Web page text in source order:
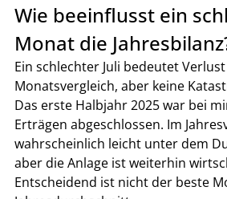
Wie beeinflusst ein
Monat die
Ein schlechter Juli bedeutet
Monatsvergleich, aber keine
Das erste Halbjahr 2025 war bei
Erträgen abgeschlossen. Im
wahrscheinlich leicht unter dem
aber die Anlage ist weiterhin
Entscheidend ist nicht der beste